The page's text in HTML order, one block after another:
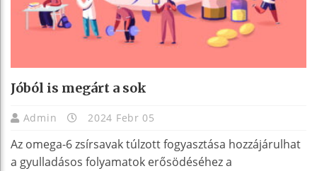
Jóból is megárt a sok
Admin 2024 Febr 05
Az omega-6 zsírsavak túlzott fogyasztása hozzájárulhat
a gyulladásos folyamatok erősödéséhez a